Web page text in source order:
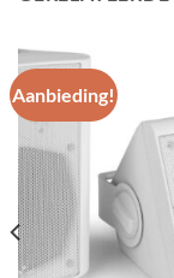
Aanbieding!